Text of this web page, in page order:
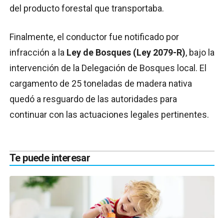
del producto forestal que transportaba.
Finalmente, el conductor fue notificado por
infracción a la Ley de Bosques (Ley 2079-R), bajo la
intervención de la Delegación de Bosques local. El
cargamento de 25 toneladas de madera nativa
quedó a resguardo de las autoridades para
continuar con las actuaciones legales pertinentes.
Te puede interesar